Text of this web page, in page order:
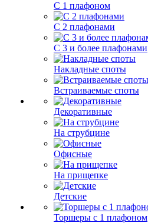
С 1 плафоном
С 2 плафонами
С 3 и более плафонами
Накладные споты
Встраиваемые споты
Декоративные
На струбцине
Офисные
На прищепке
Детские
Торшеры с 1 плафоном